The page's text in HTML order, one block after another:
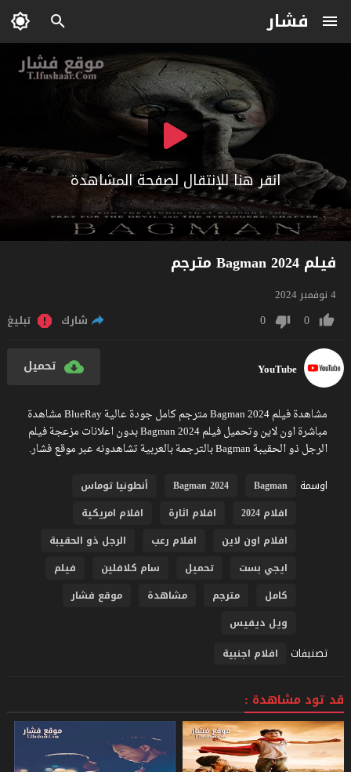
فشار
انقر هنا للإنتقال لصفحة المشاهدة
فيلم Bagman 2024 مترجم
4 نوفمبر 2024
0
0 شارك تبليغ
YouTube تحميل
مشاهدة فيلم Bagman 2024 مترجم كامل جودة عالية BlueRay مشاهدة
مباشرة اون لاين وتحميل فيلم Bagman 2024 بدون اعلانات مزعجة فيلم
الرجل ذو الحقيبة Bagman بالترجمة بالعربية تشاهدونه عبر موقع فشار.
اوسمة
Bagman
Bagman 2024
أنطونيا توماس
افلام 2024
افلام اثارة
افلام امريكية
افلام اون لاين
افلام رعب
الرجل ذو الحقيبة
ايجي بست
تحميل سام كلافلين
فيلم
كامل
مترجم مشاهدة
موقع فشار
ويل ديفيس
تصنيفات افلام اجنبية
قد تود مشاهدة :